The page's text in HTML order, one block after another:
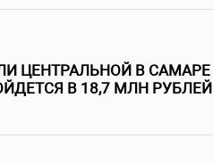
ЦЕНТРАЛЬНОЙ В САМАРЕ
В 18,7 МЛН РУБЛЕЙ